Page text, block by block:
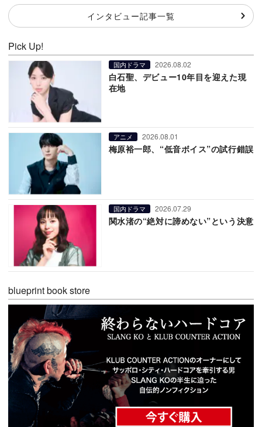
インタビュー記事一覧
Pick Up!
国内ドラマ 2026.08.02
白石聖、デビュー10年目を迎えた現
在地
アニメ 2026.08.01
梅原裕一郎、“低音ボイス”の試行錯誤
国内ドラマ 2026.07.29
関水渚の“絶対に諦めない”という決意
blueprint book store